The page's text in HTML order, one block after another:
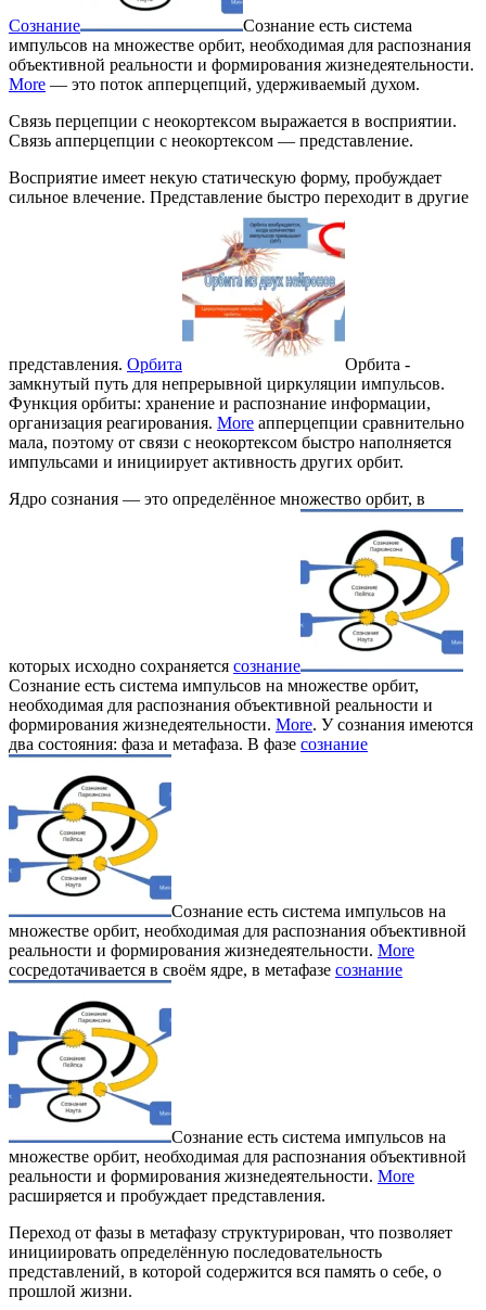
Сознание
Сознание есть система
импульсов на множестве орбит, необходимая для распознания
объективной реальности и формирования жизнедеятельности.
More — это поток апперцепций, удерживаемый духом.
Связь перцепции с неокортексом выражается в восприятии.
Связь апперцепции с неокортексом — представление.
Восприятие имеет некую статическую форму, пробуждает
сильное влечение. Представление быстро переходит в другие
представления. Орбита
Орбита -
замкнутый путь для непрерывной циркуляции импульсов.
Функция орбиты: хранение и распознание информации,
организация реагирования. More апперцепции сравнительно
мала, поэтому от связи с неокортексом быстро наполняется
импульсами и инициирует активность других орбит.
Ядро сознания — это определённое множество орбит, в
которых исходно сохраняется сознание
Сознание есть система импульсов на множестве орбит,
необходимая для распознания объективной реальности и
формирования жизнедеятельности. More. У сознания имеются
два состояния: фаза и метафаза. В фазе сознание
Сознание есть система импульсов на
множестве орбит, необходимая для распознания объективной
реальности и формирования жизнедеятельности. More
сосредотачивается в своём ядре, в метафазе сознание
Сознание есть система импульсов на
множестве орбит, необходимая для распознания объективной
реальности и формирования жизнедеятельности. More
расширяется и пробуждает представления.
Переход от фазы в метафазу структурирован, что позволяет
инициировать определённую последовательность
представлений, в которой содержится вся память о себе, о
прошлой жизни.